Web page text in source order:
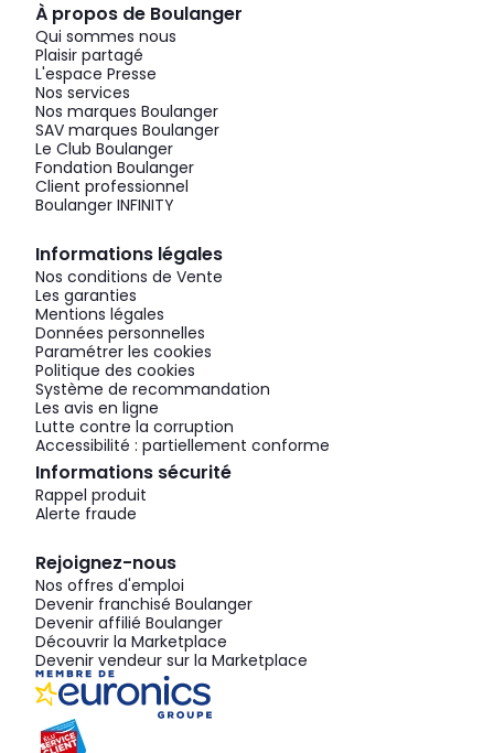
À propos de Boulanger
Qui sommes nous
Plaisir partagé
L'espace Presse
Nos services
Nos marques Boulanger
SAV marques Boulanger
Le Club Boulanger
Fondation Boulanger
Client professionnel
Boulanger INFINITY
Informations légales
Nos conditions de Vente
Les garanties
Mentions légales
Données personnelles
Paramétrer les cookies
Politique des cookies
Système de recommandation
Les avis en ligne
Lutte contre la corruption
Accessibilité : partiellement conforme
Informations sécurité
Rappel produit
Alerte fraude
Rejoignez-nous
Nos offres d'emploi
Devenir franchisé Boulanger
Devenir affilié Boulanger
Découvrir la Marketplace
Devenir vendeur sur la Marketplace